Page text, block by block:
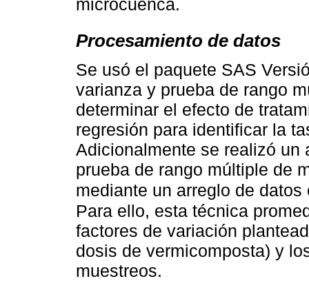
microcuenca.
Procesamiento de datos
Se usó el paquete SAS
varianza y prueba de rango
determinar el efecto de
regresión para identificar la
Adicionalmente se realizó un
prueba de rango múltiple de
mediante un arreglo de
Para ello, esta técnica
factores de variación
dosis de vermicomposta) y
muestreos.